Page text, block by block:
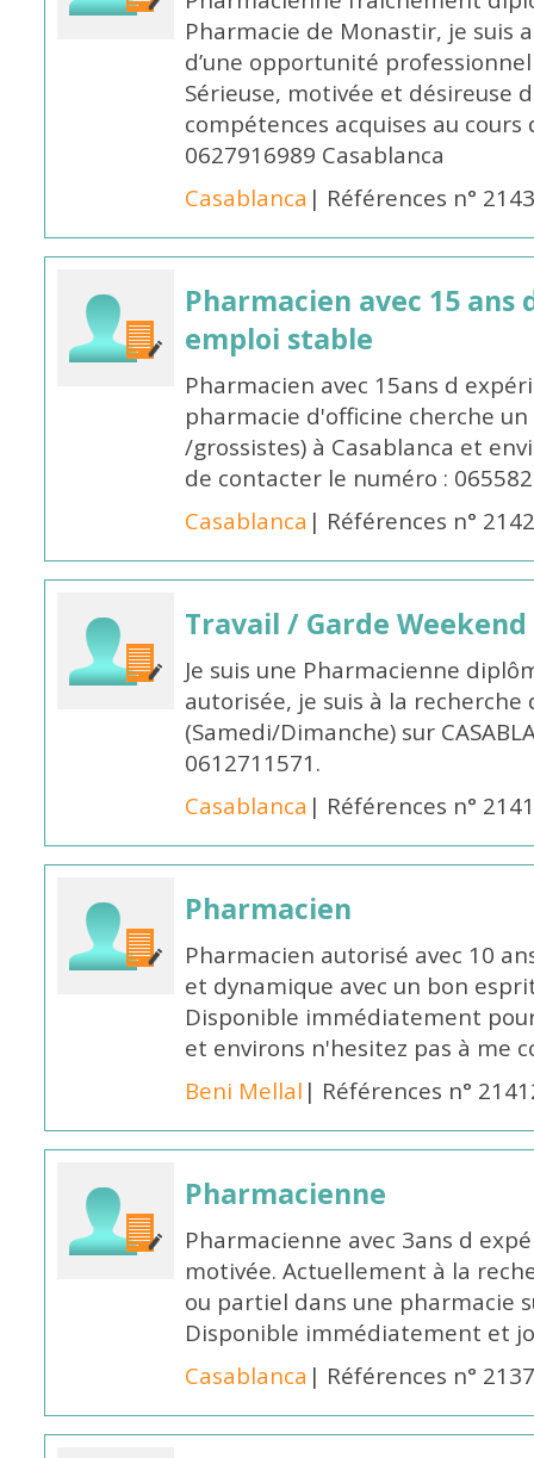
Pharmacie de Monastir, je suis
d’une opportunité
Sérieuse, motivée et désireuse
compétences acquises au
0627916989 Casablanca
Casablanca | Références n°
Pharmacien avec 15
emploi stable
Pharmacien avec 15ans d
pharmacie d'officine cherche
/grossistes) à Casablanca et
de contacter le numéro :
Casablanca | Références n°
Travail / Garde Weekend
Je suis une Pharmacienne
autorisée, je suis à la
(Samedi/Dimanche) sur
0612711571.
Casablanca | Références n°
Pharmacien
Pharmacien autorisé avec 10
et dynamique avec un bon
Disponible immédiatement
et environs n'hesitez pas à me
Beni Mellal | Références n°
Pharmacienne
Pharmacienne avec 3ans d
motivée. Actuellement à la
ou partiel dans une pharmacie
Disponible immédiatement et
Casablanca | Références n°